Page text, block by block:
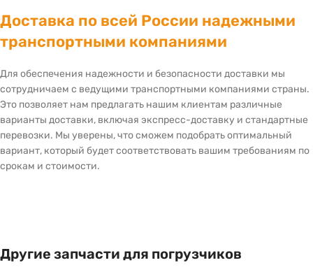
Доставка по всей России надежными
транспортными компаниями
Для обеспечения надежности и безопасности доставки мы
сотрудничаем с ведущими транспортными компаниями страны.
Это позволяет нам предлагать нашим клиентам различные
варианты доставки, включая экспресс-доставку и стандартные
перевозки. Мы уверены, что сможем подобрать оптимальный
вариант, который будет соответствовать вашим требованиям по
срокам и стоимости.
Другие запчасти для погрузчиков